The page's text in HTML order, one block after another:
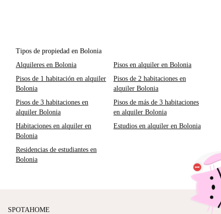
Tipos de propiedad en Bolonia
Alquileres en Bolonia
Pisos en alquiler en Bolonia
Pisos de 1 habitación en alquiler
Bolonia
Pisos de 2 habitaciones en
alquiler Bolonia
Pisos de 3 habitaciones en
alquiler Bolonia
Pisos de más de 3 habitaciones
en alquiler Bolonia
Habitaciones en alquiler en
Bolonia
Estudios en alquiler en Bolonia
Residencias de estudiantes en
Bolonia
SPOTAHOME